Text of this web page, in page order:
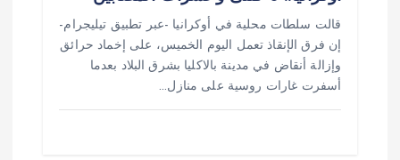
قالت سلطات محلية في أوكرانيا -عبر تطبيق تيليجرام-
إن فرق الإنقاذ تعمل اليوم الخميس، على إخماد حرائق
وإزالة أنقاض في مدينة بالاكليا بشرق البلاد بعدما
أسفرت غارات روسية على منازل…